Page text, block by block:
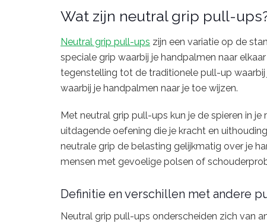
Wat zijn neutral grip pull-
Neutral grip pull-ups zijn een variatie op de
speciale grip waarbij je handpalmen naar
tegenstelling tot de traditionele pull-up
waarbij je handpalmen naar je toe wijzen.
Met neutral grip pull-ups kun je de spieren in
uitdagende oefening die je kracht en
neutrale grip de belasting gelijkmatig over je
mensen met gevoelige polsen of
Definitie en verschillen met andere
Neutral grip pull-ups onderscheiden zich van